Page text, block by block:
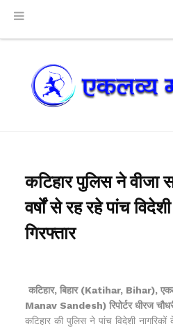
कटिहार पुलिस ने वीजा
वर्षों से रह रहे पांच
गिरफ्तार
कटिहार, बिहार (Katihar, Bihar),
Manav Sandesh) रिपोर्टर धीरज चौधरी
कटिहार की पुलिस ने पांच विदेशी नागरिकों